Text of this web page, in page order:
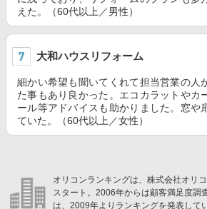
えた。（60代以上／男性）
大和ハウスリフォーム
細かい希望も聞いてくれて担当営業の人
た事もあり良かった。エコカラットやカ
ール等アドバイスも助かりました。窓や
ていた。（60代以上／女性）
オリコンランキングは、株式会社オリ
スタート。2006年からは顧客満足度調
は、2009年よりランキングを発表して